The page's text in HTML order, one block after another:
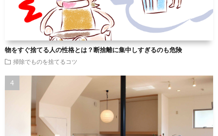
物をすぐ捨てる人の性格とは？断捨離に集中しすぎるのも危険
掃除でものを捨てるコツ